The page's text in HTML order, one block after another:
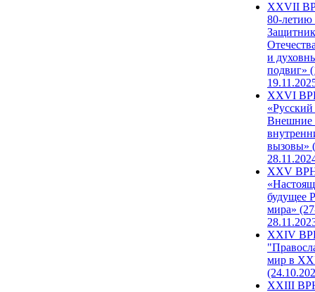
ХХVII
80-
и
подвиг»
XXVI
Внешние
вызовы»
XXV
будущее
мира»
XXIV
мир в
XXIII